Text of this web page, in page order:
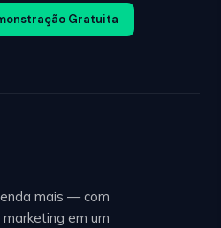
Gratuita
mais — com
em um